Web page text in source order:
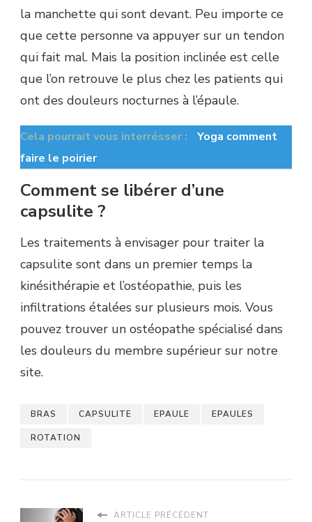
la manchette qui sont devant. Peu importe ce
que cette personne va appuyer sur un tendon
qui fait mal. Mais la position inclinée est celle
que l’on retrouve le plus chez les patients qui
ont des douleurs nocturnes à l’épaule.
Cela pourrait vous interrésser :
Yoga comment
faire le poirier
Comment se libérer d’une
capsulite ?
Les traitements à envisager pour traiter la
capsulite sont dans un premier temps la
kinésithérapie et l’ostéopathie, puis les
infiltrations étalées sur plusieurs mois. Vous
pouvez trouver un ostéopathe spécialisé dans
les douleurs du membre supérieur sur notre
site.
BRAS CAPSULITE EPAULE EPAULES
ROTATION
ARTICLE PRÉCÉDENT